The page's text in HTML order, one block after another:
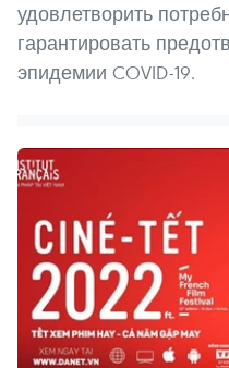
удовлетворить
гарантировать
эпидемии COVID-19.